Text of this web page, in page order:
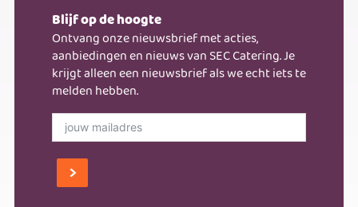
Iets te vieren
Buffetten
Stel je lunchplateau samen
Stel eenvoudig je buffet samen
Bestel je borrel assortiment
Bedrijfscatering
Bedrijfsrestaurants
Bedrijfsevenementen
Frietkar huren
Nieuws
Over ons
Contact
Kom bij ons werken!
Blijf op de hoogte
Ontvang onze nieuwsbrief met acties,
aanbiedingen en nieuws van SEC Catering. Je
krijgt alleen een nieuwsbrief als we echt iets te
melden hebben.